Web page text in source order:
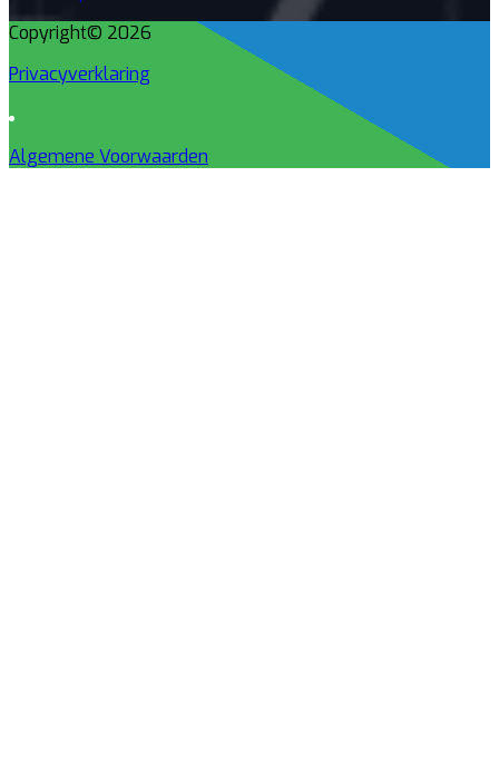
Copyright© 2026
Privacyverklaring
Algemene Voorwaarden